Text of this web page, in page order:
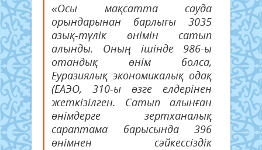
«Осы мақсатта сауда
орындарынан барлығы 3035
азық-түлік өнімін сатып
алынды. Оның ішінде 986-ы
отандық өнім болса,
Еуразиялық экономикалық одақ
(ЕАЭО, 310-ы өзге елдерінен
жеткізілген. Сатып алынған
өнімдерге зертханалық
сараптама барысында 396
өнімнен сәйкессіздік